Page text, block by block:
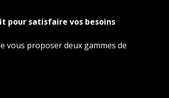
pour satisfaire vos besoins
vous proposer deux gammes de